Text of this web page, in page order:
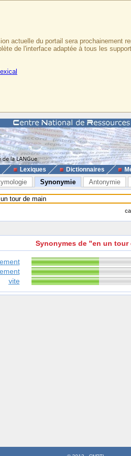
actuelle du portail sera prochainement
de l'interface adaptée à tous les
Lexiques Dictionnaires
Synonymie Antonymie
Synonymes de "en un tour
vite